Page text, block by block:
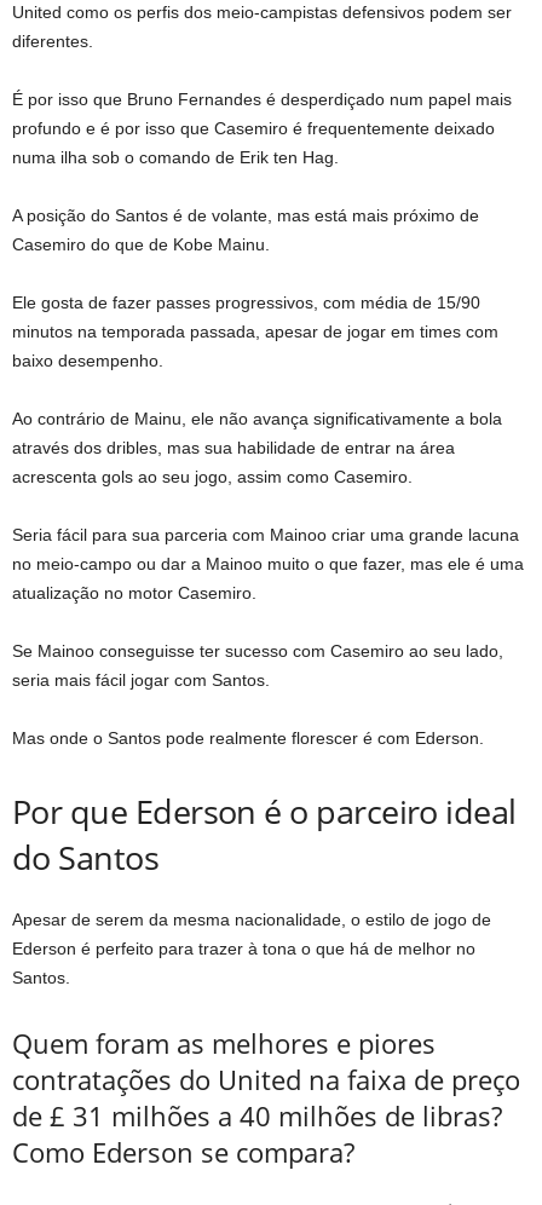
United como os perfis dos meio-campistas defensivos podem ser
diferentes.
É por isso que Bruno Fernandes é desperdiçado num papel mais
profundo e é por isso que Casemiro é frequentemente deixado
numa ilha sob o comando de Erik ten Hag.
A posição do Santos é de volante, mas está mais próximo de
Casemiro do que de Kobe Mainu.
Ele gosta de fazer passes progressivos, com média de 15/90
minutos na temporada passada, apesar de jogar em times com
baixo desempenho.
Ao contrário de Mainu, ele não avança significativamente a bola
através dos dribles, mas sua habilidade de entrar na área
acrescenta gols ao seu jogo, assim como Casemiro.
Seria fácil para sua parceria com Mainoo criar uma grande lacuna
no meio-campo ou dar a Mainoo muito o que fazer, mas ele é uma
atualização no motor Casemiro.
Se Mainoo conseguisse ter sucesso com Casemiro ao seu lado,
seria mais fácil jogar com Santos.
Mas onde o Santos pode realmente florescer é com Ederson.
Por que Ederson é o parceiro ideal
do Santos
Apesar de serem da mesma nacionalidade, o estilo de jogo de
Ederson é perfeito para trazer à tona o que há de melhor no
Santos.
Quem foram as melhores e piores
contratações do United na faixa de preço
de £ 31 milhões a 40 milhões de libras?
Como Ederson se compara?